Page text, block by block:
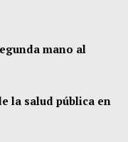
mano al
la salud pública en